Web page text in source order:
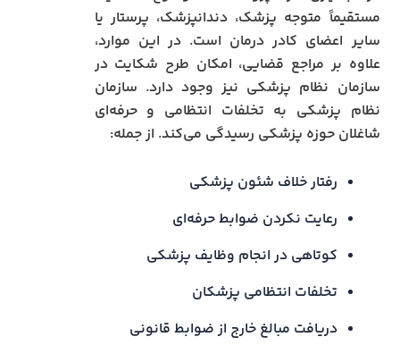
مستقیماً متوجه پزشک، دندانپزشک، پرستار یا
سایر اعضای کادر درمان است. در این موارد،
علاوه بر مراجع قضایی، امکان طرح شکایت در
سازمان نظام پزشکی نیز وجود دارد. سازمان
نظام پزشکی به تخلفات انتظامی و حرفه‌ای
شاغلان حوزه پزشکی رسیدگی می‌کند. از جمله:
رفتار خلاف شئون پزشکی
رعایت نکردن ضوابط حرفه‌ای
کوتاهی در انجام وظایف پزشکی
تخلفات انتظامی پزشکان
دریافت مبالغ خارج از ضوابط قانونی